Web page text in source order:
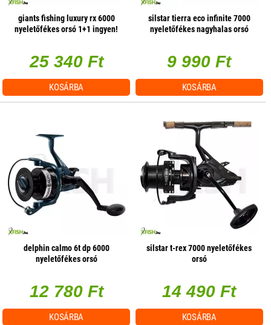
giants fishing luxury rx 6000
nyeletőfékes orsó 1+1 ingyen!
25 340 Ft
KOSÁRBA
silstar tierra eco infinite 7000
nyeletőfékes nagyhalas orsó
9 990 Ft
KOSÁRBA
delphin calmo 6t dp 6000
nyeletőfékes orsó
12 780 Ft
KOSÁRBA
silstar t-rex 7000 nyeletőfékes
orsó
14 490 Ft
KOSÁRBA